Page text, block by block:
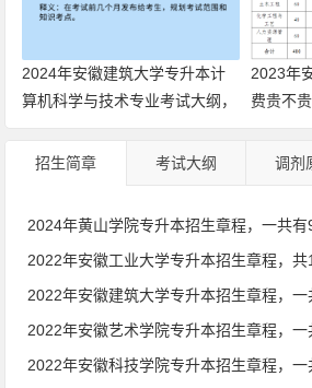
2024年安徽建筑大学专升本计
算机科学与技术专业考试大纲，
你开始备考了吗
2023年
费贵不
招生简章 考试大纲 调剂
2024年黄山学院专升本招生章程，一共
2022年安徽工业大学专升本招生章程，
2022年安徽建筑大学专升本招生章程，
2022年安徽艺术学院专升本招生章程，